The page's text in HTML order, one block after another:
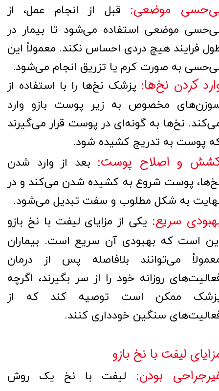
موضعی: قبل از انجام عمل، از
موضعی استفاده می‌شود تا بیمار در
فرایند هیچ دردی احساس نکند. معمولاً این
به صورت کرم یا تزریق انجام می‌شود.
کردن نخ‌ها: پزشک نخ‌ها را با استفاده از
مخصوص به زیر پوست بازو وارد
نخ‌ها به گونه‌ای در پوست قرار می‌گیرند
پوست به تدریج کشیده شود.
و اصلاح پوست: بعد از وارد شدن
پوست شروع به کشیده شدن می‌کند و در
به شکل مطلوب و سفت تبدیل می‌شود.
سریع: یکی از مزایای لیفت با نخ بازو
است که بهبودی آن سریع است. بیماران
می‌توانند بلافاصله پس از درمان
روزانه خود را از سر بگیرند، اگرچه
ممکن است توصیه کند که از
سنگین خودداری کنند.
لیفت با نخ بازو
بودن: لیفت با نخ یک روش